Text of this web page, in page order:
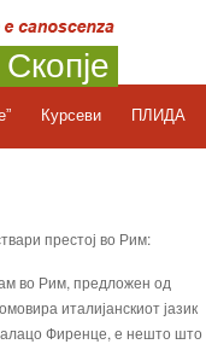
Курсеви ПЛИДА
престој во Рим:
во Рим, предложен од
италијанскиот јазик
Фиренце, е нешто што